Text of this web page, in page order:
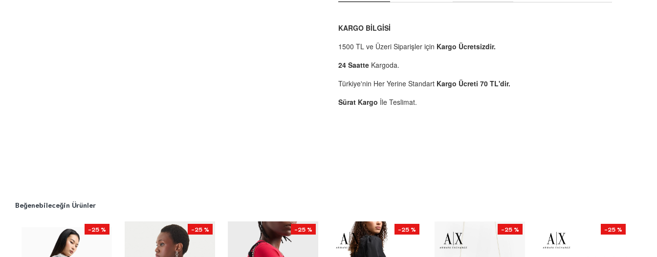
KARGO BİLGİSİ
1500 TL ve Üzeri Siparişler için Kargo Ücretsizdir.
24 Saatte Kargoda.
Türkiye'nin Her Yerine Standart Kargo Ücreti 70 TL'dir.
Sürat Kargo İle Teslimat.
Beğenebileceğin Ürünler
-25 % -25 % -25 % -25 % -25 % -25 %